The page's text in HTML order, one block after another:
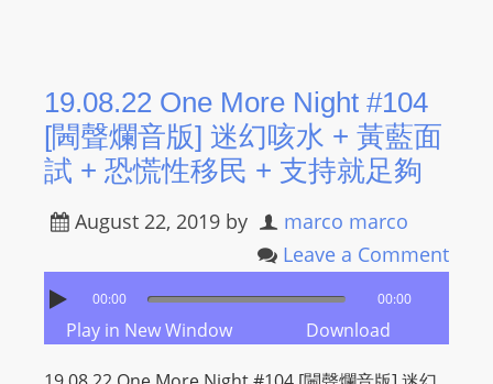
19.08.22 One More Night #104
[閪聲爛音版] 迷幻咳水 + 黃藍面
試 + 恐慌性移民 + 支持就足夠
August 22, 2019 by
marco marco
Leave a Comment
00:00 00:00
Play in New Window Download